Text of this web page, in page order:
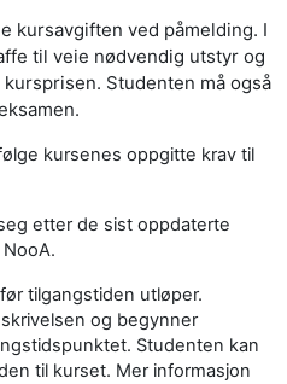
kursavgiften ved påmelding. I
til veie nødvendig utstyr og
Studenten må også
kursenes oppgitte krav til
etter de sist oppdaterte
tilgangstiden utløper.
og begynner
Studenten kan
til kurset. Mer informasjon